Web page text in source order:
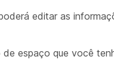
editar as
espaço que você